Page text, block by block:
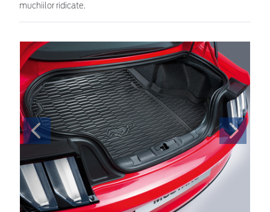
muchiilor ridicate.